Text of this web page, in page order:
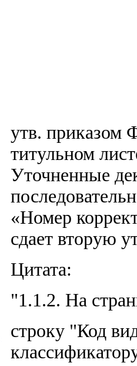
утв.
титульном
Уточненные
«Номер
сдает вторую
Цитата:
"1.1.2. На
строку "Код